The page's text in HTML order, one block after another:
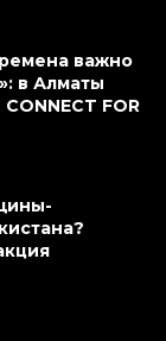
важно
в Алматы
FOR